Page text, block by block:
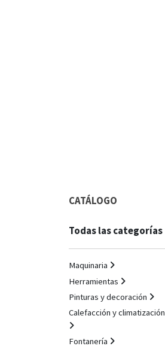
CATÁLOGO
Todas las categorías
Maquinaria
Herramientas
Pinturas y decoración
Calefacción y climatización
Fontanería